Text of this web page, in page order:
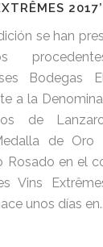
2017’
se han
Bodegas
a la
de
de Oro
Rosado en el
Vins
unos días